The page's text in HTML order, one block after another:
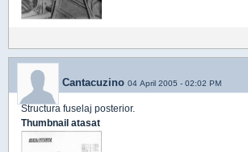
Cantacuzino 04 April 2005 - 02:02 PM
Structura fuselaj posterior.
Thumbnail atasat